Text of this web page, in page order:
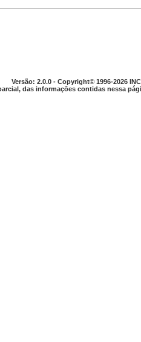
Versão: 2.0.0 - Copyright© 1996-2026
das informações contidas nessa